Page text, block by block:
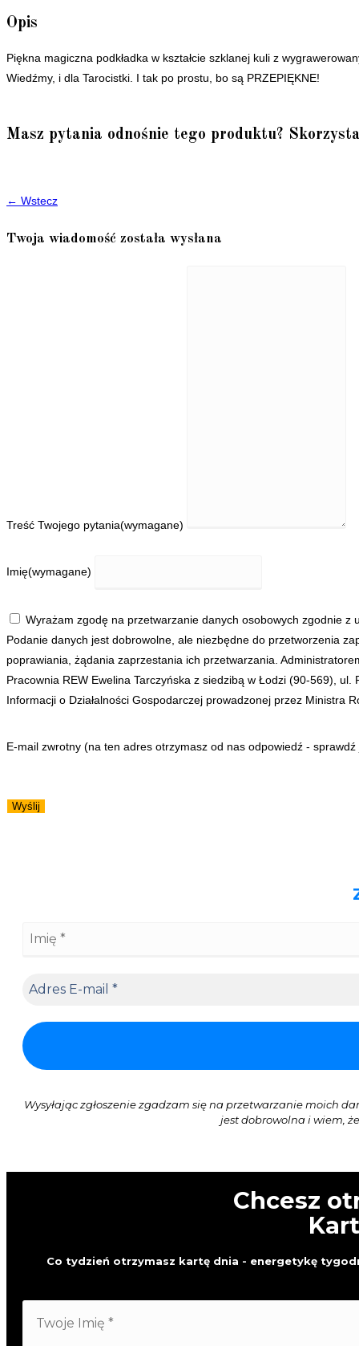
Opis
Piękna magiczna podkładka w kształcie szklanej kuli z
Wiedźmy, i dla Tarocistki. I tak po prostu, bo są PRZEPIĘKNE!
Masz pytania odnośnie tego produktu?
← Wstecz
Twoja wiadomość została wysłana
Treść Twojego pytania(wymagane)
Imię(wymagane)
Wyrażam zgodę na przetwarzanie danych osobowych zgodnie z
Podanie danych jest dobrowolne, ale niezbędne do przetworzenia
poprawiania, żądania zaprzestania ich przetwarzania.
Pracownia REW Ewelina Tarczyńska z siedzibą w Łodzi (90-569),
Informacji o Działalności Gospodarczej prowadzonej przez Ministra
E-mail zwrotny (na ten adres otrzymasz od nas odpowiedź -
Wyślij
Wysyłając zgłoszenie zgadzam się na przetwarzanie moich
jest dobrowolna i wiem,
Chcesz
Co tydzień otrzymasz kartę dnia - energetykę